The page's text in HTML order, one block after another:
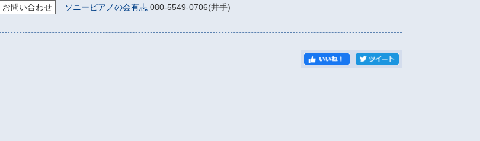
お問い合わせ ソニーピアノの会有志 080-5549-0706(井手)